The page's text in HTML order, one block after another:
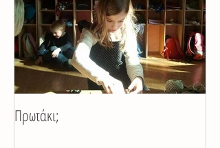
Πρωτάκι;